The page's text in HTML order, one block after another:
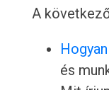
A
és